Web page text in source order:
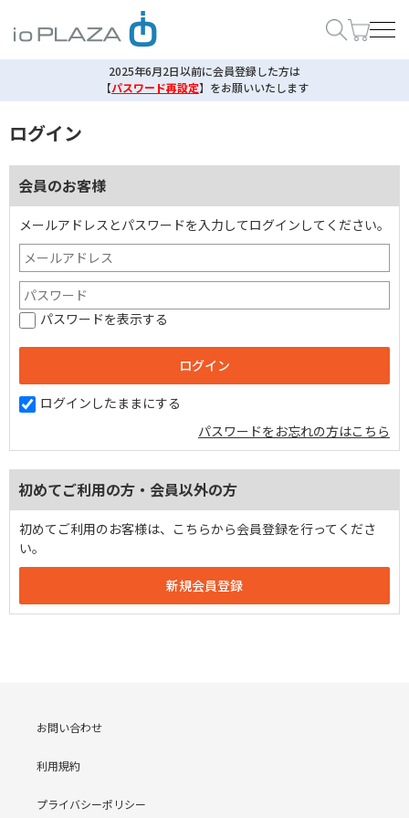
2025年6月2日以前に会員登録した方は
【パスワード再設定】 をお願いいたします
ログイン
会員のお客様
メールアドレスとパスワードを入力してログインしてください。
パスワードを表示する
ログインしたままにする
パスワードをお忘れの方はこちら
初めてご利用の方・会員以外の方
初めてご利用のお客様は、こちらから会員登録を行ってくださ
い。
お問い合わせ
利用規約
プライバシーポリシー